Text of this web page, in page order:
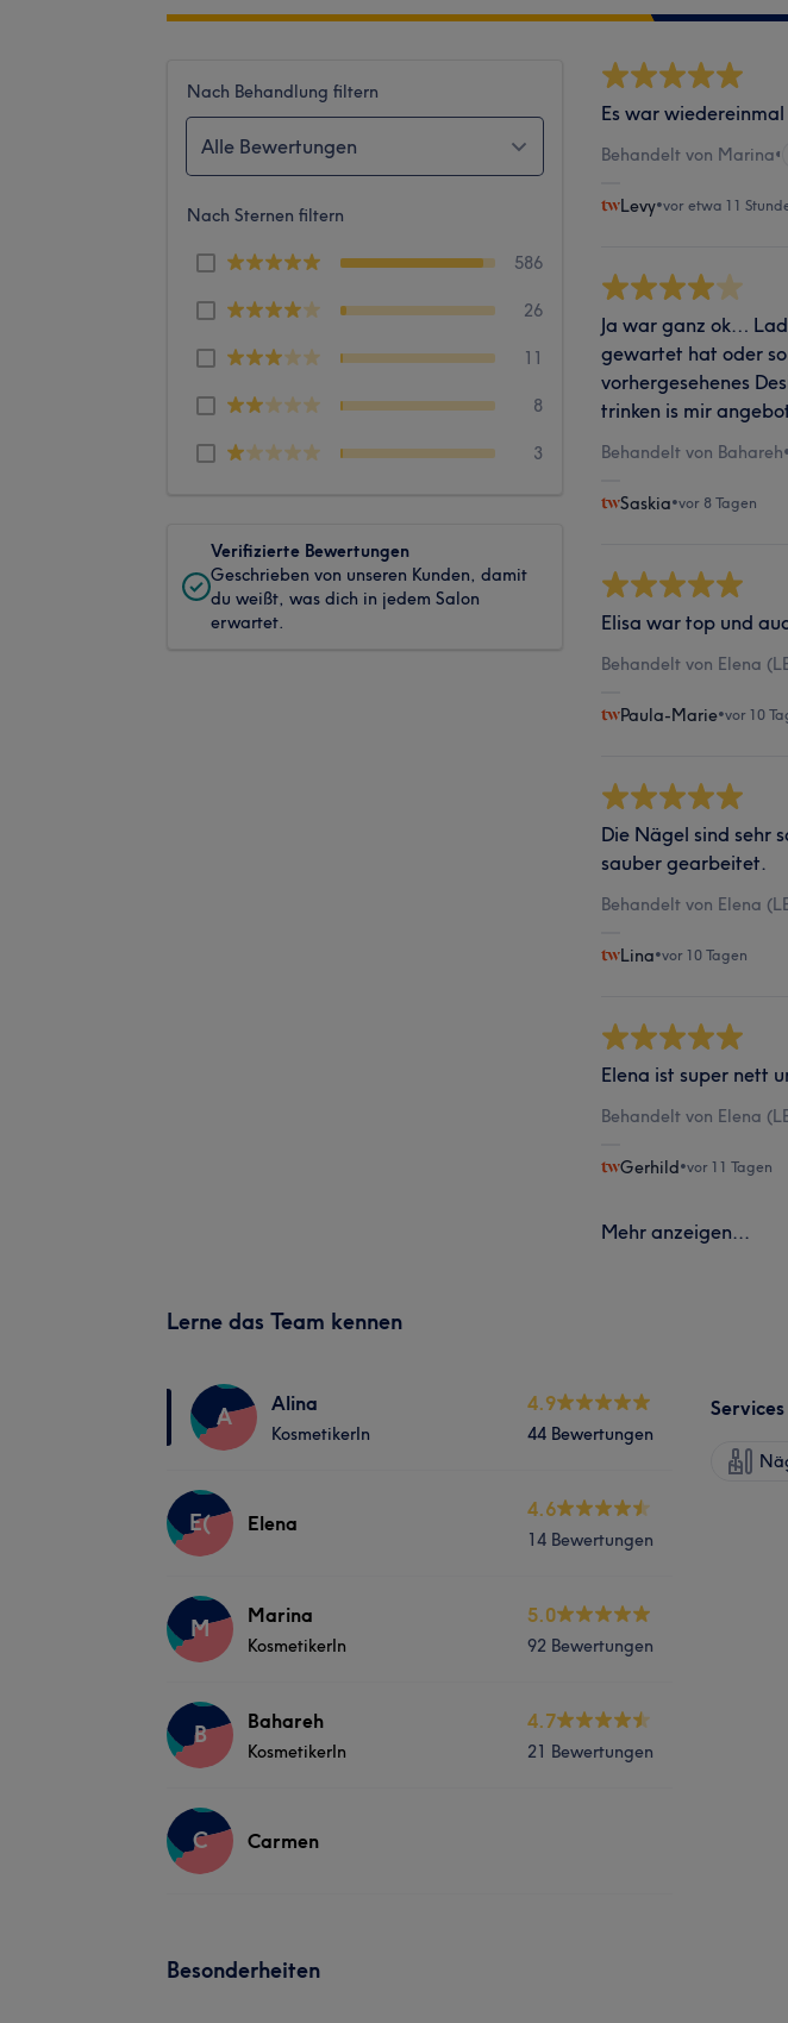
Nach Behandlung filtern
Alle Bewertungen
Nach Sternen filtern
586
26
11
8
3
Verifizierte Bewertungen
Geschrieben von unseren Kunden, damit
du weißt, was dich in jedem Salon
erwartet.
Es war
Behandelt von Marina•
Levy•vor etwa 11
Ja war ganz ok…
gewartet hat oder
vorhergesehenes
trinken is mir
Behandelt von Bahareh•
Saskia•vor 8 Tagen
Elisa war top und
Behandelt von Elena
Paula-Marie•vor 10
Die Nägel sind sehr
sauber gearbeitet.
Behandelt von Elena
Lina•vor 10 Tagen
Elena ist super nett
Behandelt von Elena
Gerhild•vor 11 Tagen
Mehr anzeigen...
Lerne das Team kennen
A Alina
KosmetikerIn
4.9
44 Bewertungen
E( Elena
4.6
14 Bewertungen
M Marina
KosmetikerIn
5.0
92 Bewertungen
B Bahareh
KosmetikerIn
4.7
21 Bewertungen
C Carmen
Services
Besonderheiten